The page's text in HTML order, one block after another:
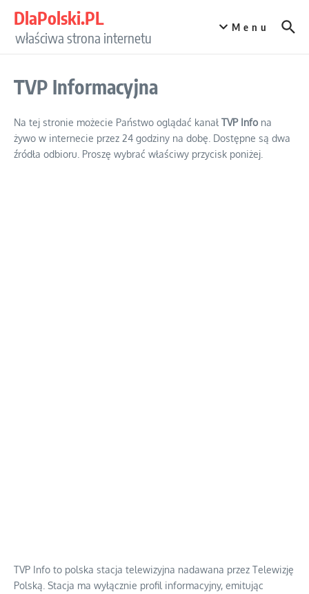
DlaPolski.PL
właściwa strona internetu
Menu
TVP Informacyjna
Na tej stronie możecie Państwo oglądać kanał TVP Info na
żywo w internecie przez 24 godziny na dobę. Dostępne są dwa
źródła odbioru. Proszę wybrać właściwy przycisk poniżej.
TVP Info to polska stacja telewizyjna nadawana przez Telewizję
Polską. Stacja ma wyłącznie profil informacyjny, emitując